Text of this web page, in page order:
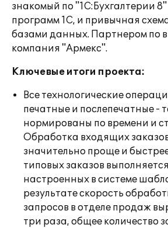
знакомый по "1С:Бухгалтерии
программ 1С, и привычная
базами данных. Партнером по
компания "Армекс".
Ключевые итоги проекта:
Все технологические
печатные и послепечатные -
нормированы по времени и
Обработка входящих
значительно проще и
типовых заказов
настроенных в системе
результате скорость
запросов в отделе продаж
три раза, общее количество